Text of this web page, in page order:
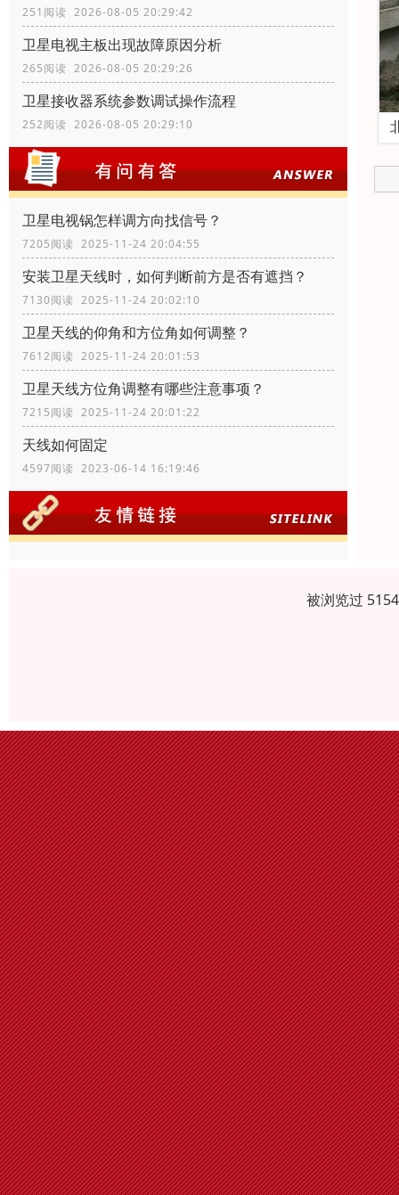
251阅读 2026-08-05 20:29:42
卫星电视主板出现故障原因分析
265阅读 2026-08-05 20:29:26
卫星接收器系统参数调试操作流程
252阅读 2026-08-05 20:29:10
卫星电视锅怎样调方向找信号？
7205阅读 2025-11-24 20:04:55
安装卫星天线时，如何判断前方是否有遮挡？
7130阅读 2025-11-24 20:02:10
卫星天线的仰角和方位角如何调整？
7612阅读 2025-11-24 20:01:53
卫星天线方位角调整有哪些注意事项？
7215阅读 2025-11-24 20:01:22
天线如何固定
4597阅读 2023-06-14 16:19:46
被浏览过